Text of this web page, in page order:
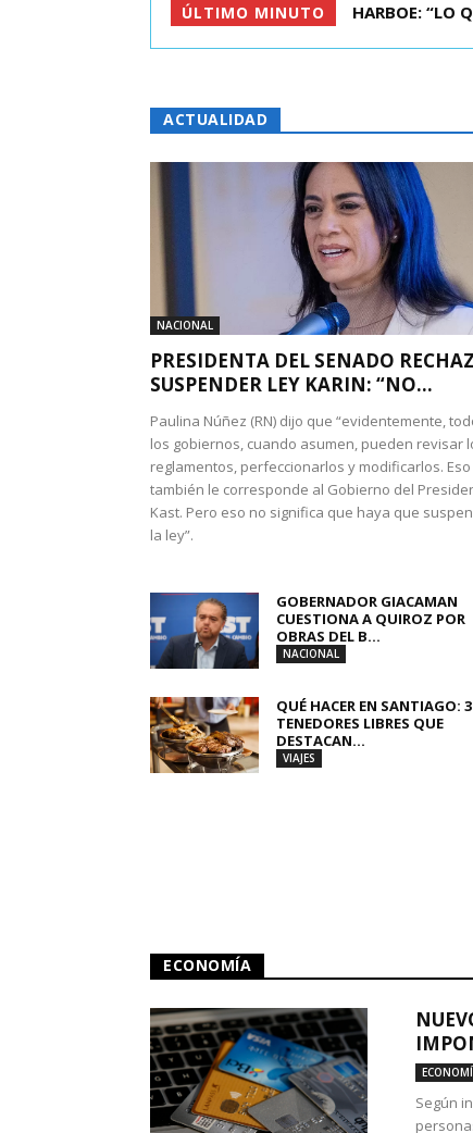
ÚLTIMO MINUTO BIMINISTRO
ACTUALIDAD
NACIONAL
PRESIDENTA DEL SENADO
SUSPENDER LEY KARIN: “NO...
Paulina Núñez (RN) dijo que “evidentemente,
los gobiernos, cuando asumen, pueden revisar
reglamentos, perfeccionarlos y modificarlos. Eso
también le corresponde al Gobierno del
Kast. Pero eso no significa que haya que
la ley”.
GOBERNADOR GIACAMAN
CUESTIONA A QUIROZ POR
OBRAS DEL B...
NACIONAL
QUÉ HACER EN SANTIAGO: 3
TENEDORES LIBRES QUE
DESTACAN...
VIAJES
ECONOMÍA
Según